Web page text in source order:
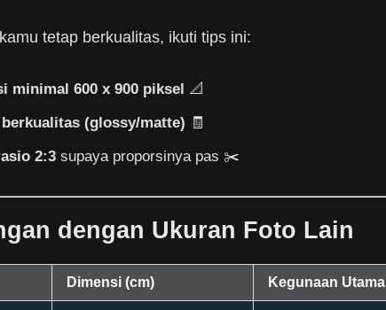
tetap berkualitas, ikuti tips ini:
minimal 600 x 900 piksel 📐
(glossy/matte) 🧾
2:3 supaya proporsinya pas ✂️
dengan Ukuran Foto Lain
Dimensi (cm) Kegunaan Utama